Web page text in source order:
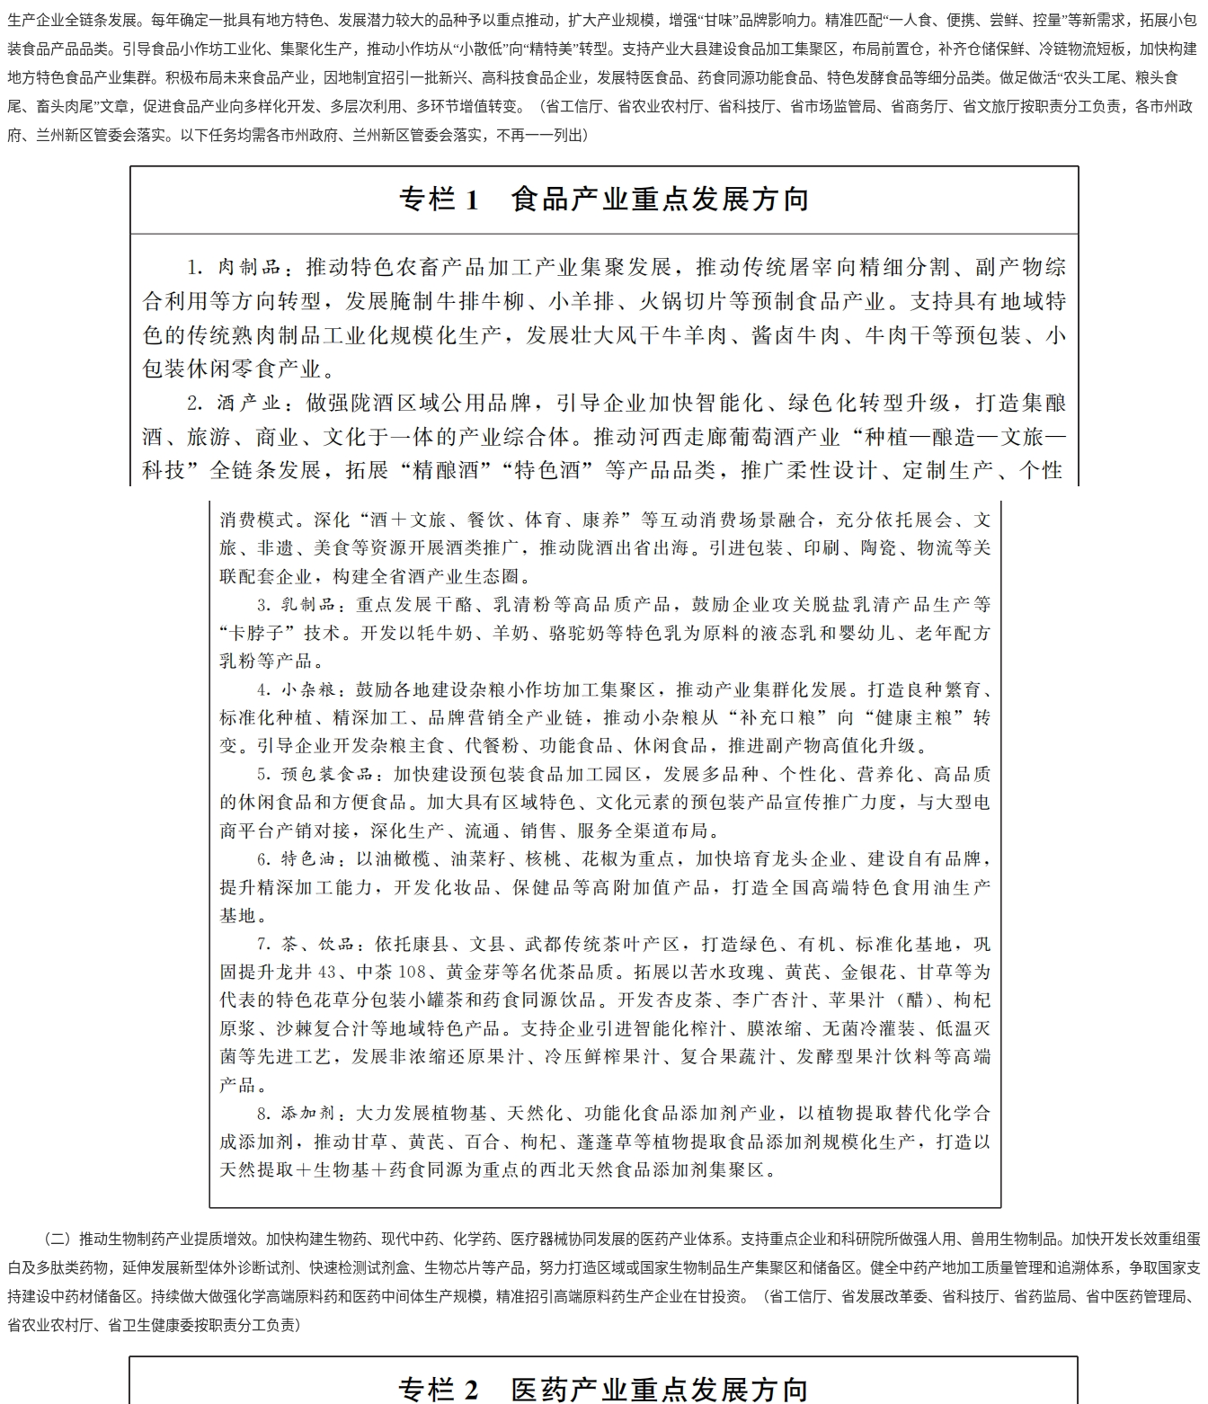
生产企业全链条发展。每年确定一批具有地方特色、发展潜力较大的品种予以重点推动，扩大产业规模，增强“甘味”品牌影响力。精准匹配“一人食、便携、尝鲜、控量”等新需求，拓展小包
装食品产品品类。引导食品小作坊工业化、集聚化生产，推动小作坊从“小散低”向“精特美”转型。支持产业大县建设食品加工集聚区，布局前置仓，补齐仓储保鲜、冷链物流短板，加快构建
地方特色食品产业集群。积极布局未来食品产业，因地制宜招引一批新兴、高科技食品企业，发展特医食品、药食同源功能食品、特色发酵食品等细分品类。做足做活“农头工尾、粮头食
尾、畜头肉尾”文章，促进食品产业向多样化开发、多层次利用、多环节增值转变。（省工信厅、省农业农村厅、省科技厅、省市场监管局、省商务厅、省文旅厅按职责分工负责，各市州政
府、兰州新区管委会落实。以下任务均需各市州政府、兰州新区管委会落实，不再一一列出）
（二）推动生物制药产业提质增效。 加快构建生物药、现代中药、化学药、医疗器械协同发展的医药产业体系。支持重点企业和科研院所做强人用、兽用生物制品。加快开发长效重组蛋
白及多肽类药物，延伸发展新型体外诊断试剂、快速检测试剂盒、生物芯片等产品，努力打造区域或国家生物制品生产集聚区和储备区。健全中药产地加工质量管理和追溯体系，争取国家支
持建设中药材储备区。持续做大做强化学高端原料药和医药中间体生产规模，精准招引高端原料药生产企业在甘投资。（省工信厅、省发展改革委、省科技厅、省药监局、省中医药管理局、
省农业农村厅、省卫生健康委按职责分工负责）